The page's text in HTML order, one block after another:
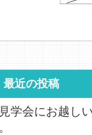
最近の投稿
学会にお越し